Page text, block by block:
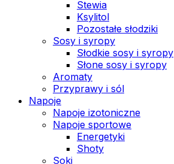
Stewia
Ksylitol
Pozostałe słodziki
Sosy i syropy
Słodkie sosy i syropy
Słone sosy i syropy
Aromaty
Przyprawy i sól
Napoje
Napoje izotoniczne
Napoje sportowe
Energetyki
Shoty
Soki